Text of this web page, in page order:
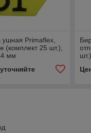
ушная Primaflex,
(комплект 25 шт.),
мм